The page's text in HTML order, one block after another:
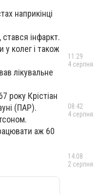
наприкінці
стався інфаркт.
колег і також
лікувальне
року Крістіан
(ПАР).
аж 60
11:29
4 серпня
08:42
4 серпня
14:08
2 серпня